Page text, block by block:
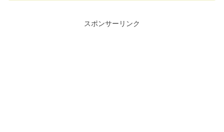
スポンサーリンク